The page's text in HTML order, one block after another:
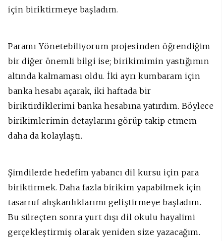
için biriktirmeye başladım.
Paramı Yönetebiliyorum projesinden öğrendiğim
bir diğer önemli bilgi ise; birikimimin yastığımın
altında kalmaması oldu. İki ayrı kumbaram için
banka hesabı açarak, iki haftada bir
biriktirdiklerimi banka hesabına yatırdım. Böylece
birikimlerimin detaylarını görüp takip etmem
daha da kolaylaştı.
Şimdilerde hedefim yabancı dil kursu için para
biriktirmek. Daha fazla birikim yapabilmek için
tasarruf alışkanlıklarımı geliştirmeye başladım.
Bu süreçten sonra yurt dışı dil okulu hayalimi
gerçekleştirmiş olarak yeniden size yazacağım.